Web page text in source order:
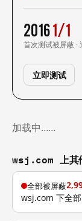
2016
首次测试
1/1
被屏蔽 ·
立即测试
加载中……
wsj.com 上其
全部被屏蔽
wsj.com 下全